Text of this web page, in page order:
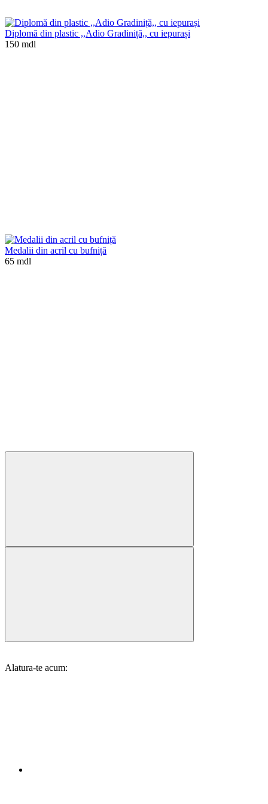
Diplomă din plastic ,,Adio Gradiniță,, cu iepurași
150 mdl
Medalii din acril cu bufniță
65 mdl
Alatura-te acum: